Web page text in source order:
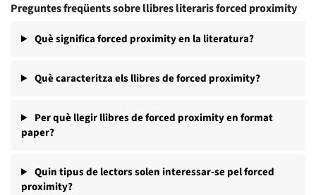
Preguntes freqüents sobre llibres literaris forced proximity
Què significa forced proximity en la literatura?
Què caracteritza els llibres de forced proximity?
Per què llegir llibres de forced proximity en format
paper?
Quin tipus de lectors solen interessar-se pel forced
proximity?